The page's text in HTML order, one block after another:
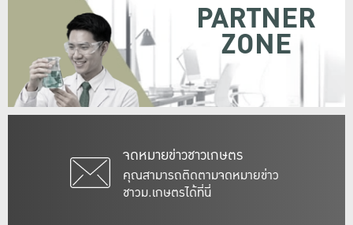
จดหมายข่าวชาวเกษตร
คุณสามารถติดตามจดหมายข่าว
ชาวม.เกษตรได้ที่นี่
PARTNER
ZONE